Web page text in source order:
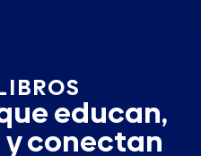
educan,
conectan